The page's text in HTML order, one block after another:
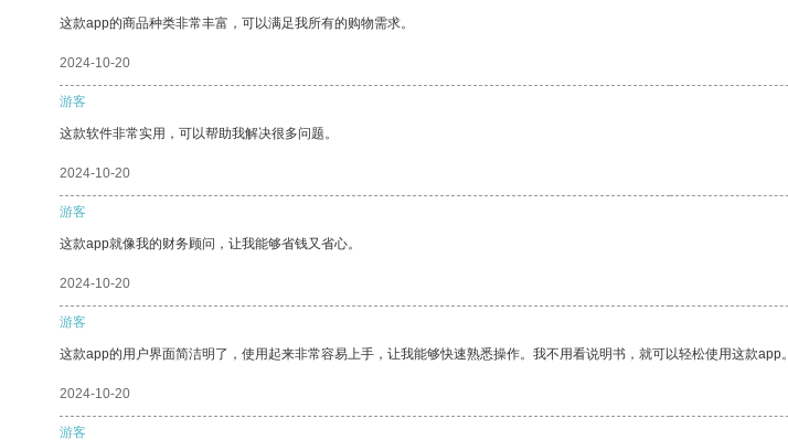
这款app的商品种类非常丰富，可以满足我所有的购物需求。
2024-10-20
游客
这款软件非常实用，可以帮助我解决很多问题。
2024-10-20
游客
这款app就像我的财务顾问，让我能够省钱又省心。
2024-10-20
游客
这款app的用户界面简洁明了，使用起来非常容易上手，让我能够快速熟悉操作。我不用看说明书，就可以轻松使用这款app。
2024-10-20
游客